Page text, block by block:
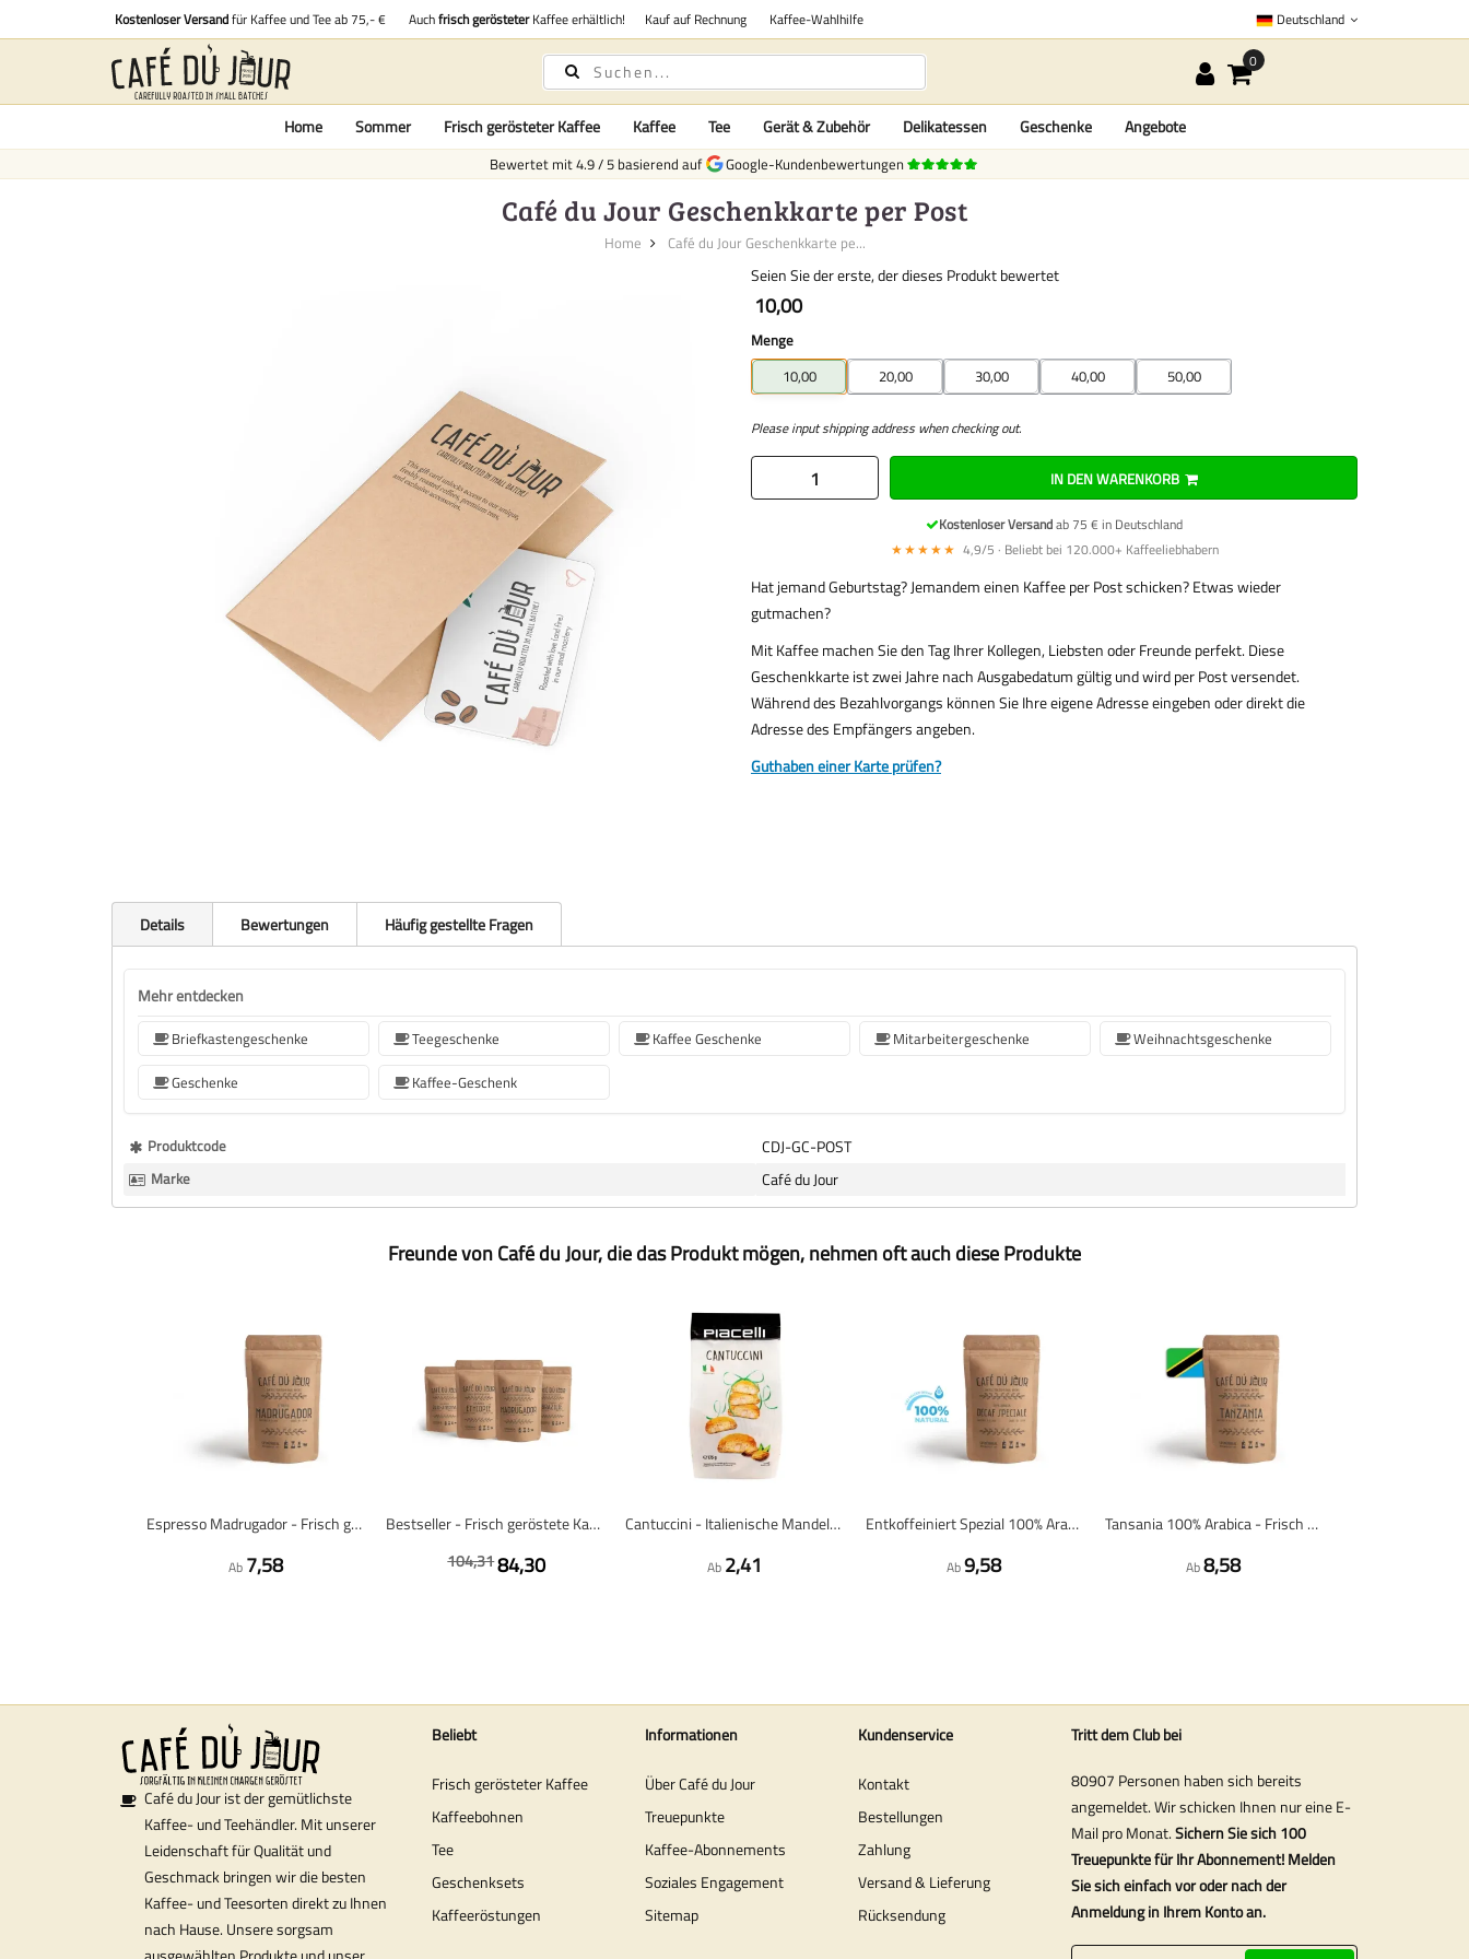
Kostenloser Versandfür Kaffee und Tee ab 75,- € Auchfrisch gerösteterKaffee erhältlich! Kauf auf Rechnung Kaffee-Wahlhilfe Deutschland
Home Sommer Frisch gerösteter Kaffee Kaffee Tee Gerät & Zubehör Delikatessen Geschenke Angebote
Bewertet mit4.9/5 basierend auf Google-Kundenbewertungen
Café du Jour Geschenkkarte per Post
Home Café du Jour Geschenkkarte pe...
Seien Sie der erste, der dieses Produkt bewertet
10,00
Menge
10,00
20,00 30,00 40,00 50,00
Please input shipping address when checking out.
IN DEN WARENKORB
Kostenloser Versandab 75 € in Deutschland
★★★★★ 4,9/5 · Beliebt bei 120.000+ Kaffeeliebhabern
Hat jemand Geburtstag? Jemandem einen Kaffee per Post schicken? Etwas wieder
gutmachen?
Mit Kaffee machen Sie den Tag Ihrer Kollegen, Liebsten oder Freunde perfekt. Diese
Geschenkkarte ist zwei Jahre nach Ausgabedatum gültig und wird per Post versendet.
Während des Bezahlvorgangs können Sie Ihre eigene Adresse eingeben oder direkt die
Adresse des Empfängers angeben.
Guthaben einer Karte prüfen?
Details Bewertungen Häufig gestellte Fragen
Mehr entdecken
Briefkastengeschenke Teegeschenke Kaffee Geschenke Mitarbeitergeschenke
Weihnachtsgeschenke
Geschenke
Kaffee-Geschenk
Mehr
Informationen
Produktcode CDJ-GC-POST
Marke Café du Jour
Freunde von Café du Jour, die das Produkt mögen, nehmen oft auch diese Produkte
Espresso Madrugador - Frisch gerösteter Kaffee
Ab 7,58
Bestseller - Frisch geröstete Kaffeebohnen - 4 x 1 Kilo
104,3184,30
Cantuccini - Italienische Mandelkekse - 175 Gramm
Ab 2,41
Entkoffeiniert Spezial 100% Arabica - Frisch geröstete Kaffeebohnen
Ab9,58
Tansania 100% Arabica - Frisch geröstete Kaffeebohnen
Ab8,58
Café du Jour ist der gemütlichste
Kaffee- und Teehändler. Mit unserer
Leidenschaft für Qualität und
Geschmack bringen wir die besten
Kaffee- und Teesorten direkt zu Ihnen
nach Hause. Unsere sorgsam
Beliebt
Frisch gerösteter Kaffee
Kaffeebohnen
Tee
Geschenksets
Kaffeeröstungen
Informationen
Über Café du Jour
Treuepunkte
Kaffee-Abonnements
Soziales Engagement
Sitemap
Kundenservice
Kontakt
Bestellungen
Zahlung
Versand & Lieferung
Rücksendung
Tritt dem Club bei
80907 Personen haben sich bereits
angemeldet. Wir schicken Ihnen nur eine E-
Mail pro Monat.Sichern Sie sich 100
Treuepunkte für Ihr Abonnement! Melden
Sie sich einfach vor oder nach der
Anmeldung in Ihrem Konto an.